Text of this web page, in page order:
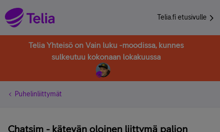
Telia.fi etusivulle
Telia Yhteisö on Vain luku -moodissa, kunnes
sulkeutuu kokonaan lokakuussa
Puhelinliittymät
Chatsim - kätevän oloinen liittymä paljon